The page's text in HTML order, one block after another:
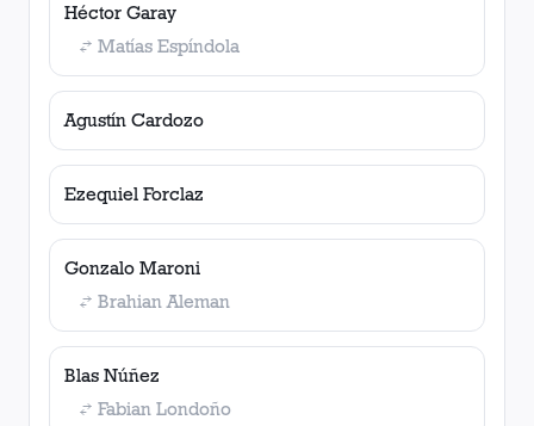
Héctor Garay
Matías Espíndola
Agustín Cardozo
Ezequiel Forclaz
Gonzalo Maroni
Brahian Aleman
Blas Núñez
Fabian Londoño